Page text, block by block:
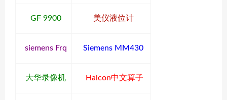
GF 9900 美仪液位计
siemens Frq Siemens MM430
大华录像机 Halcon中文算子